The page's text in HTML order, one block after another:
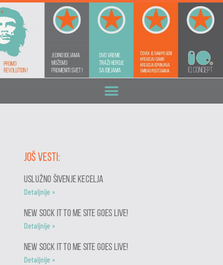
Još vesti:
USLUŽNO ŠIVENJE KECELJA
Detaljnije »
NEW SOCK IT TO ME SITE GOES LIVE!
Detaljnije »
NEW SOCK IT TO ME SITE GOES LIVE!
Detaljnije »